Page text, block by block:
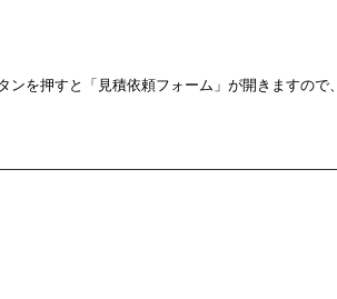
を押すと「見積依頼フォーム」が開きますので、